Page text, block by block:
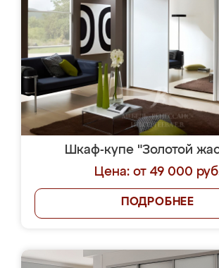
Шкаф-купе "Золотой
Цена: от 49 000
ПОДРОБНЕЕ